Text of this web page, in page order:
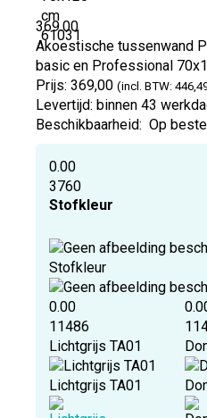
369.00
Akoestische tussenwand
basic en Professional
Prijs: 369,00 (incl. BTW:
Levertijd: binnen 43
Beschikbaarheid: Op
0.00
3760
Stofkleur
Stofkleur
0.00
11486
Lichtgrijs TA01
Lichtgrijs TA01